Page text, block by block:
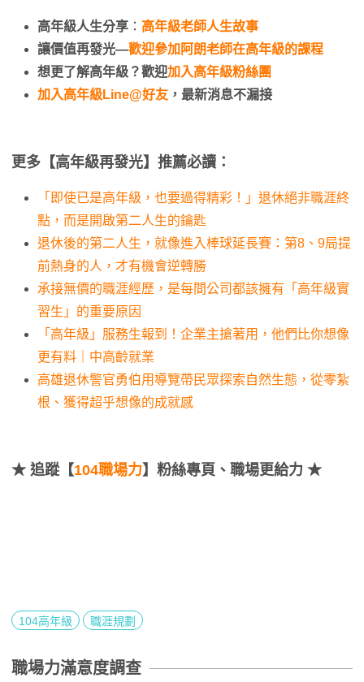
高年級人生分享 ： 高年級老師人生故事
讓價值再發光—歡迎參加阿朗老師在高年級的課程
想更了解高年級？歡迎加入高年級粉絲團
加入高年級Line@好友 ，最新消息不漏接
更多【高年級再發光】推薦必讀：
「即使已是高年級，也要過得精彩！」退休絕非職涯終
點，而是開啟第二人生的鑰匙
退休後的第二人生，就像進入棒球延長賽：第8、9局提
前熱身的人，才有機會逆轉勝
承接無價的職涯經歷，是每間公司都該擁有「高年級實
習生」的重要原因
「高年級」服務生報到！企業主搶著用，他們比你想像
更有料｜中高齡就業
高雄退休警官勇伯用導覽帶民眾探索自然生態，從零紮
根、獲得超乎想像的成就感
★ 追蹤【104職場力】粉絲專頁、職場更給力 ★
104高年級 職涯規劃
職場力滿意度調查